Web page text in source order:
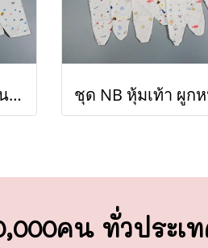
ชุด NB กระดุมหน้าแขนสั้น (ขายส่งเริ่มต้น 100 ชุด )
คน ทั่วประเ